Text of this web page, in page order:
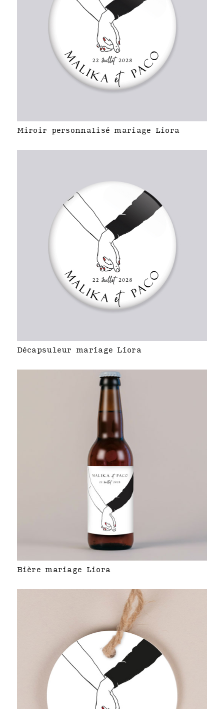
Miroir personnalisé mariage Liora
Décapsuleur mariage Liora
Bière mariage Liora